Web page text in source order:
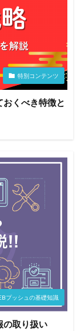
特別コンテンツ
くべき特徴と
プッシュの基礎知識
の取り扱い